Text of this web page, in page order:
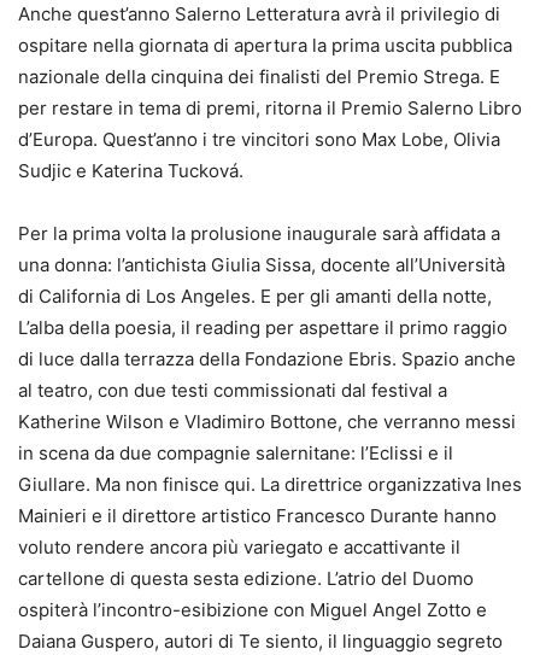
Anche quest’anno Salerno Letteratura avrà il privilegio di
ospitare nella giornata di apertura la prima uscita pubblica
nazionale della cinquina dei finalisti del Premio Strega. E
per restare in tema di premi, ritorna il Premio Salerno Libro
d’Europa. Quest’anno i tre vincitori sono Max Lobe, Olivia
Sudjic e Katerina Tucková.
Per la prima volta la prolusione inaugurale sarà affidata a
una donna: l’antichista Giulia Sissa, docente all’Università
di California di Los Angeles. E per gli amanti della notte,
L’alba della poesia, il reading per aspettare il primo raggio
di luce dalla terrazza della Fondazione Ebris. Spazio anche
al teatro, con due testi commissionati dal festival a
Katherine Wilson e Vladimiro Bottone, che verranno messi
in scena da due compagnie salernitane: l’Eclissi e il
Giullare. Ma non finisce qui. La direttrice organizzativa Ines
Mainieri e il direttore artistico Francesco Durante hanno
voluto rendere ancora più variegato e accattivante il
cartellone di questa sesta edizione. L’atrio del Duomo
ospiterà l’incontro-esibizione con Miguel Angel Zotto e
Daiana Guspero, autori di Te siento, il linguaggio segreto